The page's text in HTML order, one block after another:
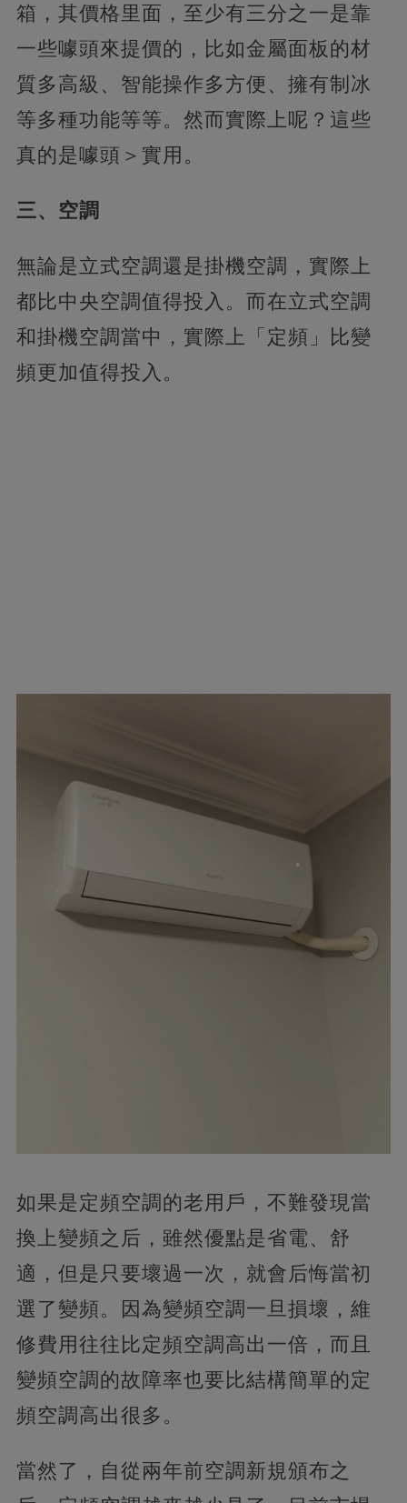
箱，其價格里面，至少有三分之一是靠
一些噱頭來提價的，比如金屬面板的材
質多高級、智能操作多方便、擁有制冰
等多種功能等等。然而實際上呢？這些
真的是噱頭＞實用。
三、空調
無論是立式空調還是掛機空調，實際上
都比中央空調值得投入。而在立式空調
和掛機空調當中，實際上「定頻」比變
頻更加值得投入。
如果是定頻空調的老用戶，不難發現當
換上變頻之后，雖然優點是省電、舒
適，但是只要壞過一次，就會后悔當初
選了變頻。因為變頻空調一旦損壞，維
修費用往往比定頻空調高出一倍，而且
變頻空調的故障率也要比結構簡單的定
頻空調高出很多。
當然了，自從兩年前空調新規頒布之